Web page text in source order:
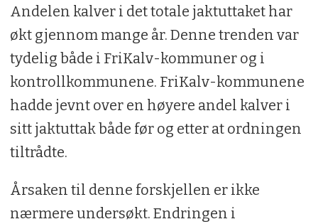
Andelen kalver i det totale jaktuttaket har
økt gjennom mange år. Denne trenden var
tydelig både i FriKalv-kommuner og i
kontrollkommunene. FriKalv-kommunene
hadde jevnt over en høyere andel kalver i
sitt jaktuttak både før og etter at ordningen
tiltrådte.
Årsaken til denne forskjellen er ikke
nærmere undersøkt. Endringen i